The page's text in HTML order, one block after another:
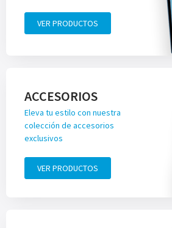
VER PRODUCTOS
ACCESORIOS
Eleva tu estilo con nuestra
colección de accesorios
exclusivos
VER PRODUCTOS